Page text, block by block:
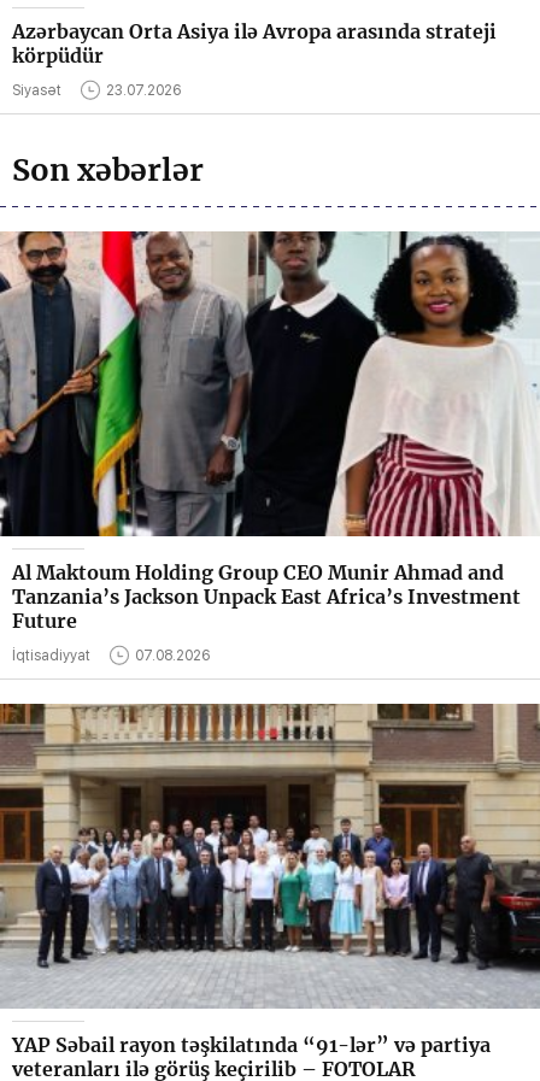
Azərbaycan Orta Asiya ilə Avropa arasında strateji
körpüdür
Siyasət 23.07.2026
Son xəbərlər
Al Maktoum Holding Group CEO Munir Ahmad and
Tanzania’s Jackson Unpack East Africa’s Investment
Future
İqtisadiyyat 07.08.2026
YAP Səbail rayon təşkilatında “91-lər” və partiya
veteranları ilə görüş keçirilib – FOTOLAR